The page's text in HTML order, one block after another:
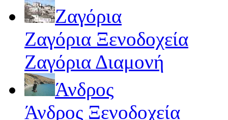
Ζαγόρια
Ζαγόρια Ξενοδοχεία
Ζαγόρια Διαμονή
Άνδρος
Άνδρος Ξενοδοχεία